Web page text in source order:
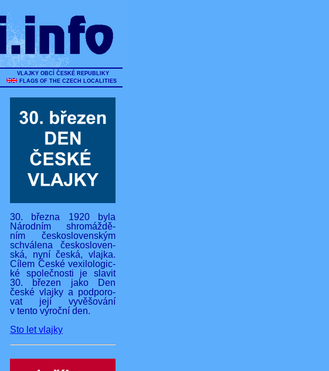
VLAJKY OBCÍ ČESKÉ REPUBLIKY
FLAGS OF THE CZECH LOCALITIES
30. března 1920 byla
Národním shromáždě-
ním československým
schválena českosloven-
ská, nyní česká, vlajka.
Cílem České vexilologic-
ké společnosti je slavit
30. březen jako Den
české vlajky a podporo-
vat její vyvěšování
v tento výroční den.
Sto let vlajky